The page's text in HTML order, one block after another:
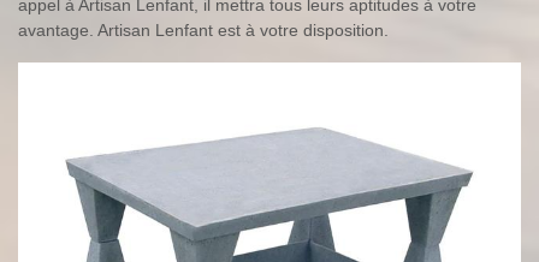
appel à Artisan Lenfant, il mettra tous leurs aptitudes à votre
avantage. Artisan Lenfant est à votre disposition.